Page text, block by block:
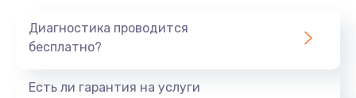
Диагностика проводится
бесплатно?
Есть ли гарантия на услуги